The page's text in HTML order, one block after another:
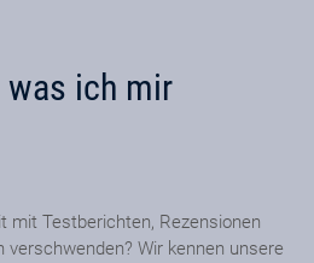
ich mir
mit Testberichten, Rezensionen
verschwenden? Wir kennen unsere